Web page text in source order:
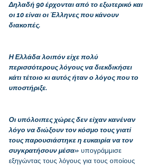
Δηλαδή 90 έρχονται από το εξωτερικό και
οι 10 είναι οι Έλληνες που κάνουν
διακοπές.
Η Ελλάδα λοιπόν είχε πολύ
περισσότερους λόγους να διεκδικήσει
κάτι τέτοιο κι αυτός ήταν ο λόγος που το
υποστήριξε.
Οι υπόλοιπες χώρες δεν είχαν κανέναν
λόγο να διώξουν τον κόσμο τους γιατί
τους παρουσιάστηκε η ευκαιρία να τον
συγκρατήσουν μέσα» υπογράμμισε
εξηγώντας τους λόγους για τους οποίους